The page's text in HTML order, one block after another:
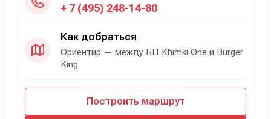
+ 7 (495) 248-14-80
Как добраться
Ориентир — между БЦ Khimki One и Burger
King
Построить маршрут